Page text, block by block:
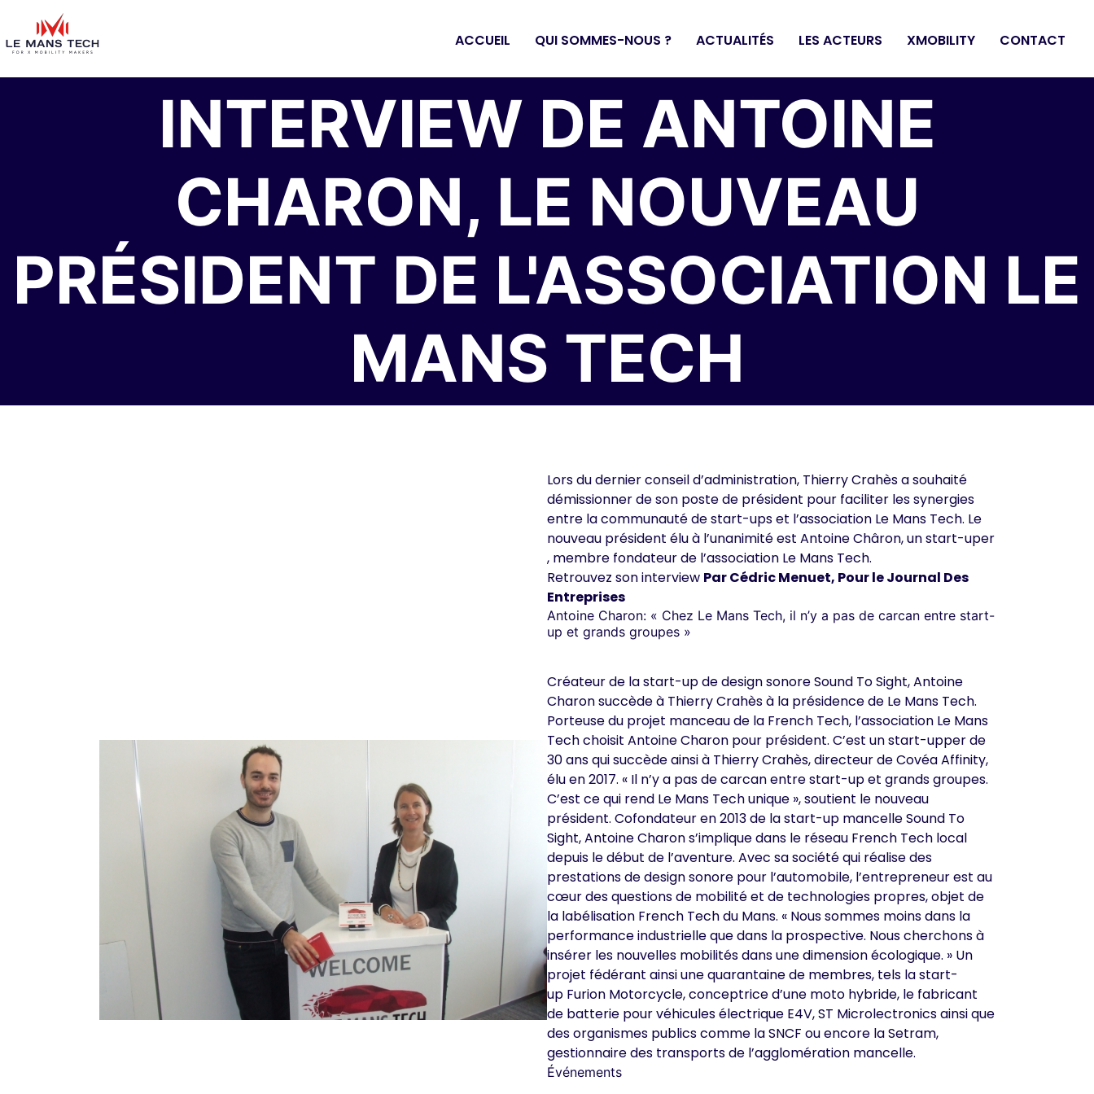
content
ACCUEIL
QUI SOMMES-NOUS ? ACTUALITÉS LES ACTEURS XMOBILITY CONTACT
INTERVIEW DE ANTOINE
CHARON, LE NOUVEAU
PRÉSIDENT DE L'ASSOCIATION LE
MANS TECH
Lors du dernier conseil d’administration, Thierry Crahès a souhaité
démissionner de son poste de président pour faciliter les synergies
entre la communauté de start-ups et l’association Le Mans Tech. Le
nouveau président élu à l’unanimité est Antoine Châron, un start-uper
, membre fondateur de l’association Le Mans Tech.
Retrouvez son interview Par Cédric Menuet, Pour le Journal Des
Entreprises
Antoine Charon: « Chez Le Mans Tech, il n’y a pas de carcan entre start-
up et grands groupes »
Créateur de la start-up de design sonore Sound To Sight, Antoine
Charon succède à Thierry Crahès à la présidence de Le Mans Tech.
Porteuse du projet manceau de la French Tech, l’association Le Mans
Techchoisit Antoine Charon pour président. C’est un start-upper de
30 ans qui succède ainsi à Thierry Crahès, directeur de Covéa Affinity,
élu en 2017. « Il n’y a pas de carcan entre start-up et grands groupes.
C’est ce qui rend Le Mans Tech unique », soutient le nouveau
président. Cofondateur en 2013 de la start-up mancelle Sound To
Sight, Antoine Charon s’implique dans le réseau French Tech local
depuis le début de l’aventure. Avec sa société qui réalise des
prestations de design sonore pour l’automobile, l’entrepreneur est au
cœur des questions de mobilité et de technologies propres, objet de
la labélisation French Tech du Mans. « Nous sommes moins dans la
performance industrielle que dans la prospective. Nous cherchons à
insérer les nouvelles mobilités dans une dimension écologique. » Un
projet fédérant ainsi une quarantaine de membres, tels la start-
up Furion Motorcycle, conceptrice d’une moto hybride, le fabricant
de batterie pour véhicules électrique E4V, ST Microlectronics ainsi que
des organismes publics comme la SNCF ou encore la Setram,
gestionnaire des transports de l’agglomération mancelle.
Événements